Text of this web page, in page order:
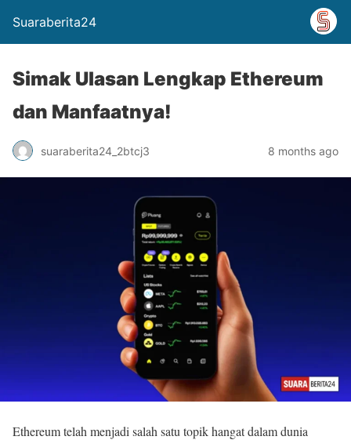
Suaraberita24
Simak Ulasan Lengkap Ethereum
dan Manfaatnya!
suaraberita24_2btcj3 8 months ago
Ethereum telah menjadi salah satu topik hangat dalam dunia